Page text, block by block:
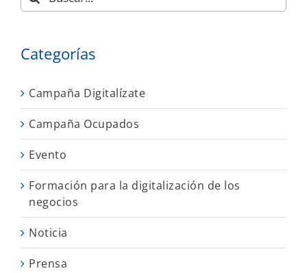
Categorías
Campaña Digitalízate
Campaña Ocupados
Evento
Formación para la digitalización de los
negocios
Noticia
Prensa